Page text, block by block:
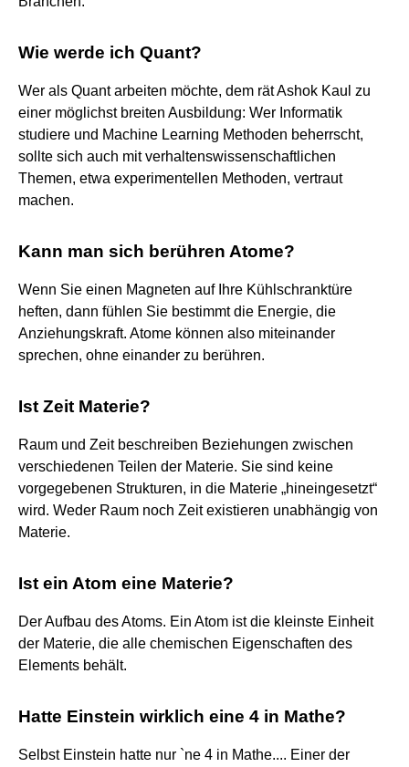
Wie werde ich Quant?
Wer als Quant arbeiten möchte, dem rät Ashok Kaul zu
einer möglichst breiten Ausbildung: Wer Informatik
studiere und Machine Learning Methoden beherrscht,
sollte sich auch mit verhaltenswissenschaftlichen
Themen, etwa experimentellen Methoden, vertraut
machen.
Kann man sich berühren Atome?
Wenn Sie einen Magneten auf Ihre Kühlschranktüre
heften, dann fühlen Sie bestimmt die Energie, die
Anziehungskraft. Atome können also miteinander
sprechen, ohne einander zu berühren.
Ist Zeit Materie?
Raum und Zeit beschreiben Beziehungen zwischen
verschiedenen Teilen der Materie. Sie sind keine
vorgegebenen Strukturen, in die Materie „hineingesetzt“
wird. Weder Raum noch Zeit existieren unabhängig von
Materie.
Ist ein Atom eine Materie?
Der Aufbau des Atoms. Ein Atom ist die kleinste Einheit
der Materie, die alle chemischen Eigenschaften des
Elements behält.
Hatte Einstein wirklich eine 4 in Mathe?
Selbst Einstein hatte nur `ne 4 in Mathe.... Einer der